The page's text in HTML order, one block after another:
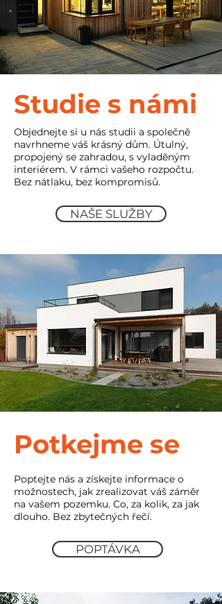
Studie s námi
Objednejte si u nás studii a společně
navrhneme váš krásný dům. Útulný,
propojený se zahradou, s vyladěným
interiérem. V rámci vašeho rozpočtu.
Bez nátlaku, bez kompromisů.
NAŠE SLUŽBY
Potkejme se
Poptejte nás a získejte informace o
možnostech, jak zrealizovat váš záměr
na vašem pozemku. Co, za kolik, za jak
dlouho. Bez zbytečných řečí.
POPTÁVKA